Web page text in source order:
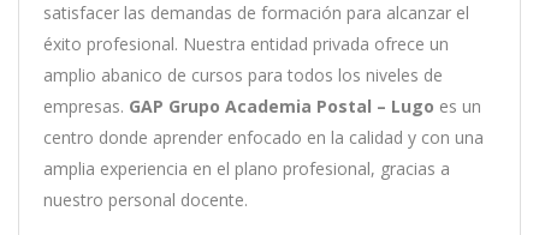
satisfacer las demandas de formación para alcanzar el
éxito profesional. Nuestra entidad privada ofrece un
amplio abanico de cursos para todos los niveles de
empresas. GAP Grupo Academia Postal – Lugo es un
centro donde aprender enfocado en la calidad y con una
amplia experiencia en el plano profesional, gracias a
nuestro personal docente.